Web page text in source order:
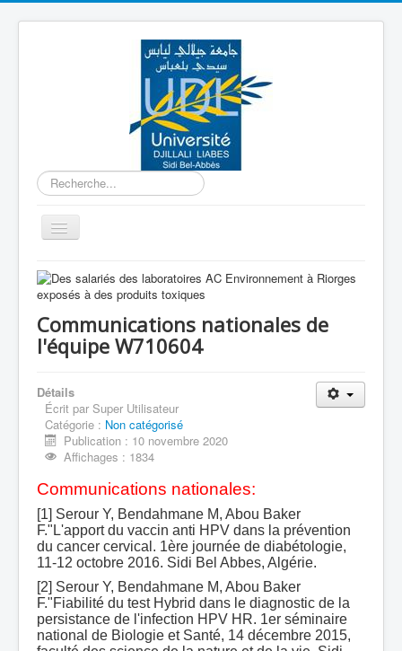
Rechercher
Basculer
la
Accueil
Equipe W710601
Equipe W710602
Equipe W710603
Equipe W710604
Equipe 710605
Production scientifique
Communications nationales de
l'équipe W710604
Détails
Écrit par Super Utilisateur
Catégorie : Non catégorisé
Publication : 10 novembre 2020
Affichages : 1834
Communications nationales:
[1] Serour Y, Bendahmane M, Abou Baker
F."L'apport du vaccin anti HPV dans la prévention
du cancer cervical. 1ère journée de diabétologie,
11-12 octobre 2016. Sidi Bel Abbes, Algérie.
[2] Serour Y, Bendahmane M, Abou Baker
F."Fiabilité du test Hybrid dans le diagnostic de la
persistance de l'infection HPV HR. 1er séminaire
national de Biologie et Santé, 14 décembre 2015,